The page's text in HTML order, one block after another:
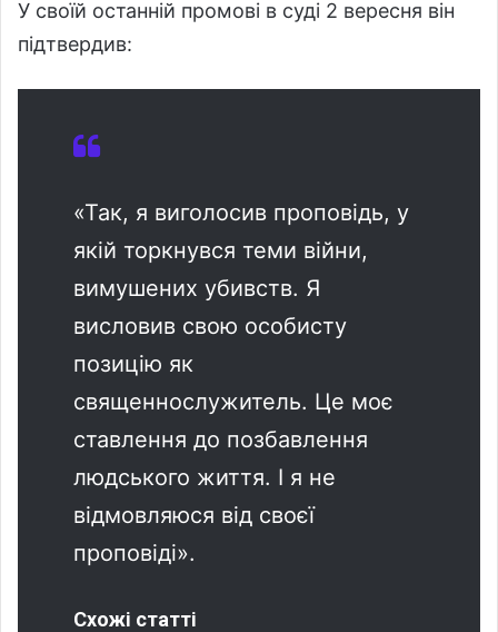
У своїй останній промові в суді 2 вересня він
підтвердив:
«Так, я виголосив проповідь, у
якій торкнувся теми війни,
вимушених убивств. Я
висловив свою особисту
позицію як
священнослужитель. Це моє
ставлення до позбавлення
людського життя. І я не
відмовляюся від своєї
проповіді».
Схожі статті